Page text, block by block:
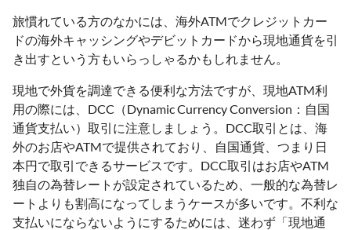
旅慣れている方のなかには、海外ATMでクレジットカー
ドの海外キャッシングやデビットカードから現地通貨を引
き出すという方もいらっしゃるかもしれません。
現地で外貨を調達できる便利な方法ですが、現地ATM利
用の際には、DCC（Dynamic Currency Conversion：自国
通貨支払い）取引に注意しましょう。DCC取引とは、海
外のお店やATMで提供されており、自国通貨、つまり日
本円で取引できるサービスです。DCC取引はお店やATM
独自の為替レートが設定されているため、一般的な為替レ
ートよりも割高になってしまうケースが多いです。不利な
支払いにならないようにするためには、迷わず「現地通